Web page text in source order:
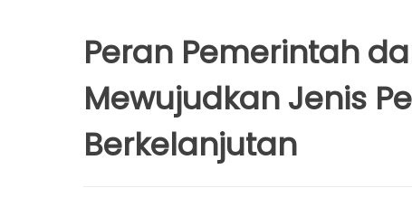
Peran Pemerintah
Mewujudkan Jenis
Berkelanjutan